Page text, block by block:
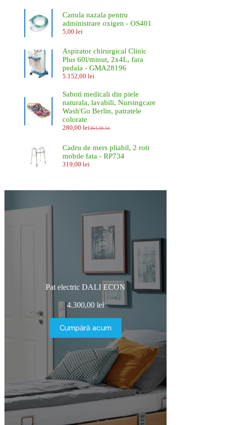
Canula nazala pentru
administrare oxigen - OS401
5,00lei
Aspirator chirurgical Clinic
Plus 60l/minut, 2x4L, fara
pedala - GMA28196
5.152,00lei
Saboti medicali din piele
naturala, lavabili, Nursingcare
Wash'Go Berlin, patratele
colorate
364,00lei
Prețul
a
fost:
364,00 lei.
280,00leiPrețul
este:
280,00 lei.
Cadru de mers pliabil, 2 roti
mobile fata - RP734
319,00lei
Pat electric DALI ECON
4.300,00 lei
Cumpără acum